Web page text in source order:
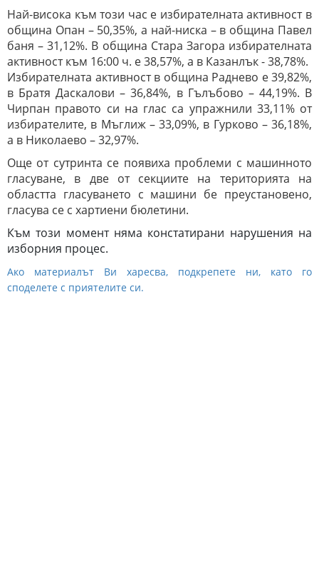
Най-висока към този час е избирателната активност в
община Опан – 50,35%, а най-ниска – в община Павел
баня – 31,12%. В община Стара Загора избирателната
активност към 16:00 ч. е 38,57%, а в Казанлък - 38,78%.
Избирателната активност в община Раднево е 39,82%,
в Братя Даскалови – 36,84%, в Гълъбово – 44,19%. В
Чирпан правото си на глас са упражнили 33,11% от
избирателите, в Мъглиж – 33,09%, в Гурково – 36,18%,
а в Николаево – 32,97%.
Още от сутринта се появиха проблеми с машинното
гласуване, в две от секциите на територията на
областта гласуването с машини бе преустановено,
гласува се с хартиени бюлетини.
Към този момент няма констатирани нарушения на
изборния процес.
Ако материалът Ви харесва, подкрепете ни, като го
споделете с приятелите си.